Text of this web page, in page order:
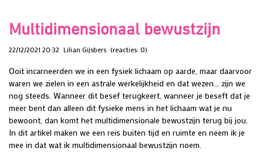
Multidimensionaal bewustzijn
22/12/2021 20:32 Lilian Gijsbers (reacties: 0)
Ooit incarneerden we in een fysiek lichaam op aarde, maar daarvoor
waren we zielen in een astrale werkelijkheid en dat wezen... zijn we
nog steeds. Wanneer dit besef terugkeert, wanneer je beseft dat je
meer bent dan alleen dit fysieke mens in het lichaam wat je nu
bewoont, dan komt het multidimensionale bewustzijn terug bij jou.
In dit artikel maken we een reis buiten tijd en ruimte en neem ik je
mee in dat wat ik multidimensionaal bewustzijn noem.